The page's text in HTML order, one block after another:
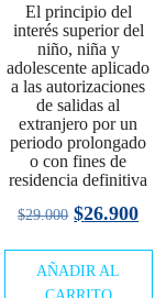
El principio del
interés superior del
niño, niña y
adolescente aplicado
a las autorizaciones
de salidas al
extranjero por un
periodo prolongado
o con fines de
residencia definitiva
$29.000 El
original
$26.900El
AÑADIR AL